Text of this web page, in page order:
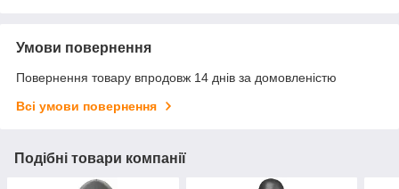
Умови повернення
Повернення товару впродовж 14 днів за домовленістю
Всі умови повернення
Подібні товари компанії